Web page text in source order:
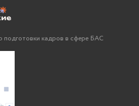
подготовки кадров в сфере БАС